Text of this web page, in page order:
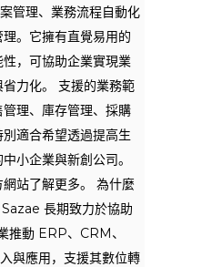
管理、業務流程自動化
。它擁有直覺易用的
，可協助企業實現業
力化。 支援的業務範
理、庫存管理、採購
適合希望透過提高生
小企業與新創公司。
站了解更多。 為什麼
長期致力於協助
推動 ERP、CRM、
與應用，支援其數位轉